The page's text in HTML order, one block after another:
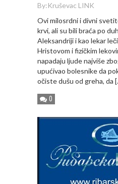
By:Kruševac LINK
Ovi milosrdni i divni
krvi, ali su bili braća po
Aleksandriji i kao lekar
Hristovom i fizičkim
napadaju ljude najviše
upućivao bolesnike da
očiste dušu od greha, da
0